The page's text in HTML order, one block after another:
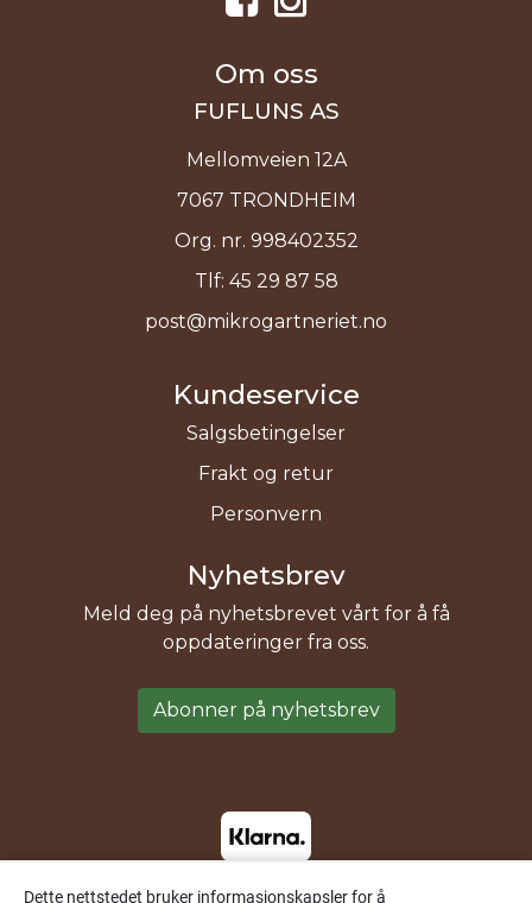
Om oss
FUFLUNS AS
Mellomveien 12A
7067 TRONDHEIM
Org. nr. 998402352
Tlf: 45 29 87 58
post@mikrogartneriet.no
Kundeservice
Salgsbetingelser
Frakt og retur
Personvern
Nyhetsbrev
Meld deg på nyhetsbrevet vårt for å få
oppdateringer fra oss.
Abonner på nyhetsbrev
Dette nettstedet bruker informasjonskapsler for å